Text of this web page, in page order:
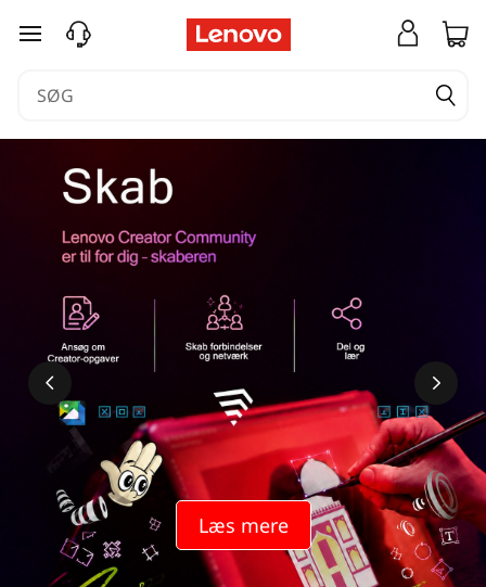
spring til hovedindhold
Læs mere